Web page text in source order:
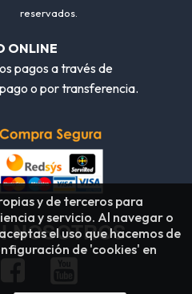
reservados.
ONLINE
pagos a través de
o por transferencia.
NOSOTROS
y de terceros para
y servicio. Al navegar o
el uso que hacemos de
de 'cookies' en